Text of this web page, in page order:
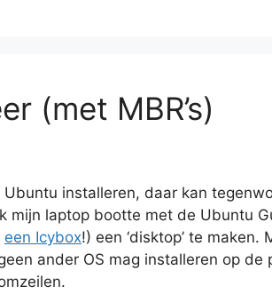
(met MBR’s)
installeren, daar kan
mijn laptop bootte met de Ubuntu
een Icybox!) een ‘disktop’ te
ander OS mag installeren op de